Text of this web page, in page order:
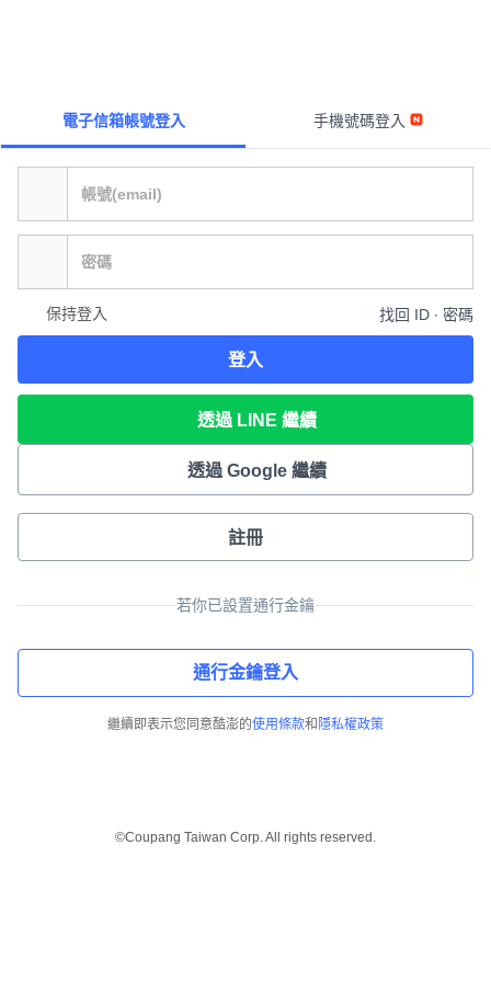
電子信箱帳號登入 手機號碼登入
保持登入 找回 ID ∙ 密碼
登入
透過 LINE 繼續
透過 Google 繼續
註冊
若你已設置通行金鑰
通行金鑰登入
繼續即表示您同意酷澎的使用條款和 隱私權政策
©Coupang Taiwan Corp. All rights reserved.